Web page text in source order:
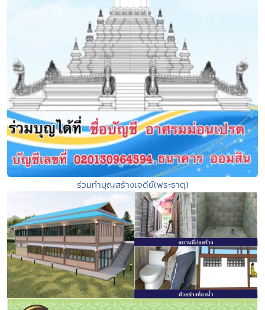
ร่วมทำบุญสร้างเจดีย์(พระธาตุ)